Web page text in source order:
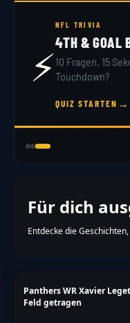
⚡
NFL TRIVIA
4TH & GOAL
10 Fragen, 15
Touchdown?
QUIZ STARTEN →
Für dich
Entdecke die
Panthers WR Xavier
Feld getragen